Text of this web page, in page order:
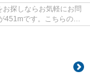
探しならお気軽にお問
451mです。こちらの物